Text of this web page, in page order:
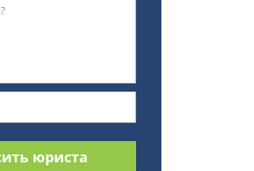
юриста